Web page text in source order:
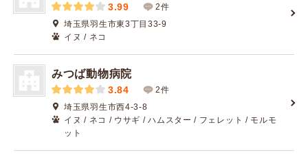
3.99
2件
埼玉県羽生市東3丁目33-9
イヌ / ネコ
みつば動物病院
3.84
2件
埼玉県羽生市西4-3-8
イヌ / ネコ / ウサギ / ハムスター / フェレット / モルモ
ット